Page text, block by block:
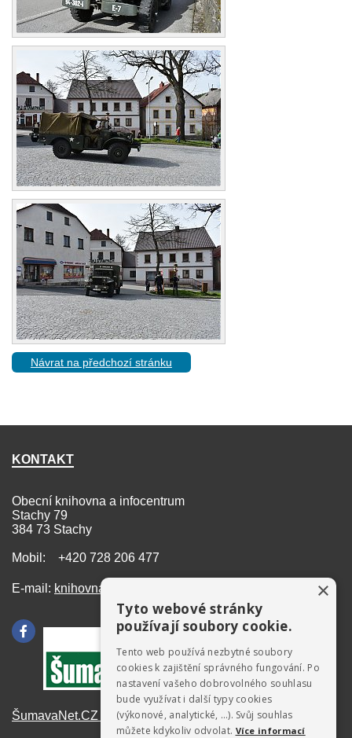
Návrat na předchozí stránku
KONTAKT
Obecní knihovna a infocentrum
Stachy 79
384 73 Stachy
Mobil: +420 728 206 477
E-mail: knihovna@stachy.net
ŠumavaNet.CZ - informace o regionu
×
Tyto webové stránky
používají soubory cookie.
Tento web používá nezbytné soubory
cookies k zajištění správného fungování. Po
nastavení vašeho dobrovolného souhlasu
bude využívat i další typy cookies
(výkonové, analytické, …). Svůj souhlas
můžete kdykoliv odvolat. Více informací